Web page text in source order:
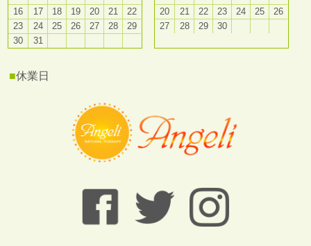
16
17 18 19 20 21
22
23
24 25 26 27 28
29
30
31
20
21 22 23 24 25
26
27
28 29 30
■休業日